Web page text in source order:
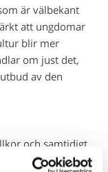
är välbekant
att ungdomar
blir mer
om just det,
av den
och samtidigt
att läsa